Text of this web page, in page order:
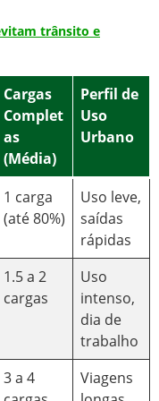
trânsito e
Cargas
Complet
as
(Média)
Perfil de
Uso
Urbano
1 carga
(até 80%)
Uso leve,
saídas
rápidas
1.5 a 2
cargas
Uso
intenso,
dia de
trabalho
3 a 4
Viagens